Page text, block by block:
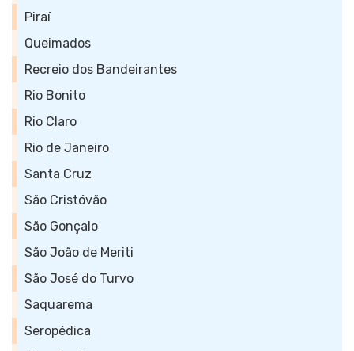
Piraí
Queimados
Recreio dos Bandeirantes
Rio Bonito
Rio Claro
Rio de Janeiro
Santa Cruz
São Cristóvão
São Gonçalo
São João de Meriti
São José do Turvo
Saquarema
Seropédica